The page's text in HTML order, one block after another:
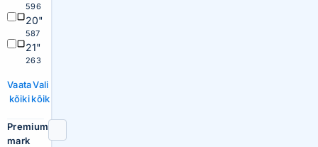
596
20"
587
21"
263
Vaata
kõiki
Vali
kõik
Premium
mark